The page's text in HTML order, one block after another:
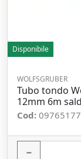
Disponibile
WOLFSGRUBER
Tubo tondo
12mm 6m
Cod: 09765177
−